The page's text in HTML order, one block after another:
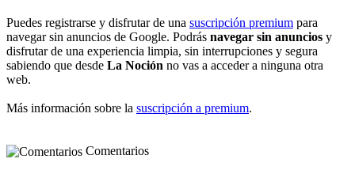
Puedes registrarse y disfrutar de una suscripción premium para
navegar sin anuncios de Google. Podrás navegar sin anuncios y
disfrutar de una experiencia limpia, sin interrupciones y segura
sabiendo que desde La Noción no vas a acceder a ninguna otra
web.
Más información sobre la suscripción a premium.
Comentarios